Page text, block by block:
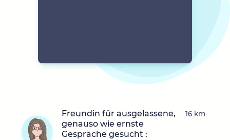
Freundin für ausgelassene,
genauso wie ernste
Gespräche gesucht :
16 km